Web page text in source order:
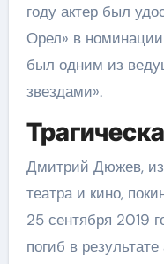
году актер был
Орел» в
был одним из
звездами».
Дмитрий Дюжев,
театра и кино,
25 сентября 2019
погиб в